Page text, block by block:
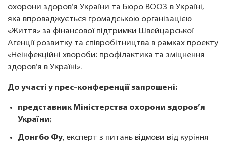
охорони здоров’я України та Бюро ВООЗ в Україні,
яка впроваджується громадською організацією
«Життя» за фінансової підтримки Швейцарської
Агенції розвитку та співробітництва в рамках проекту
«Неінфекційні хвороби: профілактика та зміцнення
здоров’я в Україні».
До участі у прес-конференції запрошені:
представник Міністерства охорони здоров’я
України;
Донгбо Фу, експерт з питань відмови від куріння